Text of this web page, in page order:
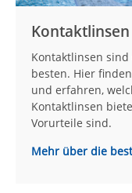
Kontaktlinsen
besten. Hier
und erfahren,
Kontaktlinsen
Vorurteile sind.
Mehr über die